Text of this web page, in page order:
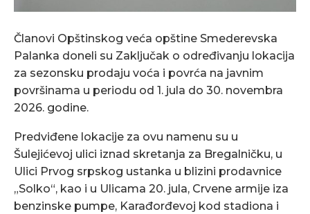
Članovi Opštinskog veća opštine Smederevska
Palanka doneli su Zaključak o određivanju lokacija
za sezonsku prodaju voća i povrća na javnim
površinama u periodu od 1. jula do 30. novembra
2026. godine.
Predviđene lokacije za ovu namenu su u
Šulejićevoj ulici iznad skretanja za Bregalničku, u
Ulici Prvog srpskog ustanka u blizini prodavnice
„Solko“, kao i u Ulicama 20. jula, Crvene armije iza
benzinske pumpe, Karađorđevoj kod stadiona i